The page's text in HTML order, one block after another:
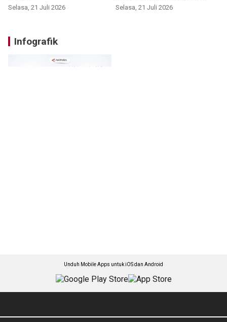
Selasa, 21 Juli 2026 Selasa, 21 Juli 2026
Infografik
Unduh Mobile Apps untuk iOS dan Android